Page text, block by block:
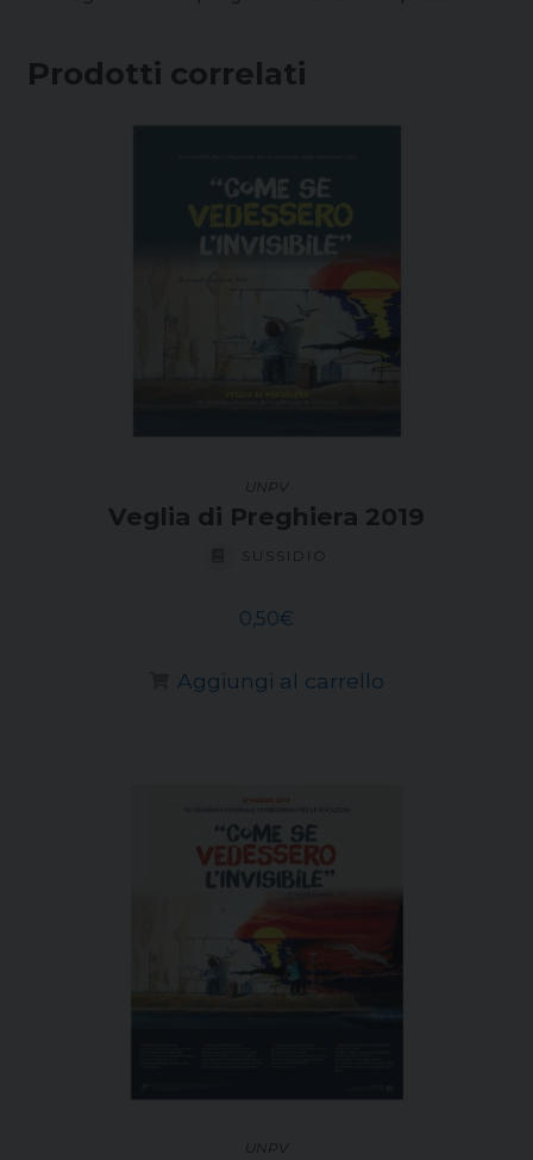
Prodotti correlati
UNPV
Veglia di Preghiera 2019
SUSSIDIO
0,50€
Aggiungi al carrello
UNPV